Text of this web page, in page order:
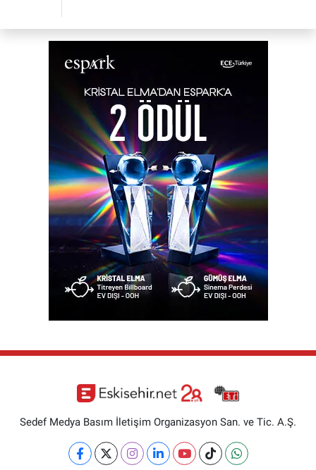
Sedef Medya Basım İletişim Organizasyon San. ve Tic. A.Ş.